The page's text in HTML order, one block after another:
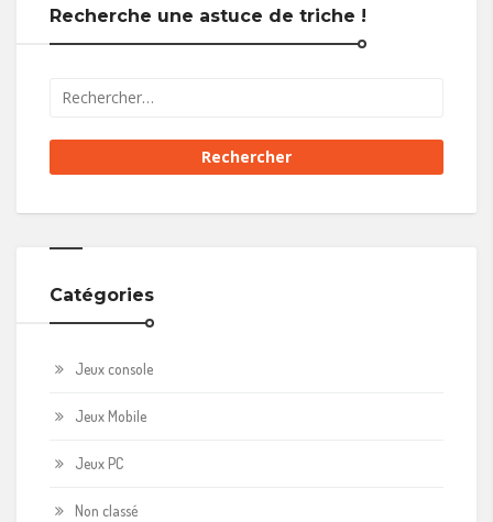
Recherche une astuce de triche !
Catégories
Jeux console
Jeux Mobile
Jeux PC
Non classé